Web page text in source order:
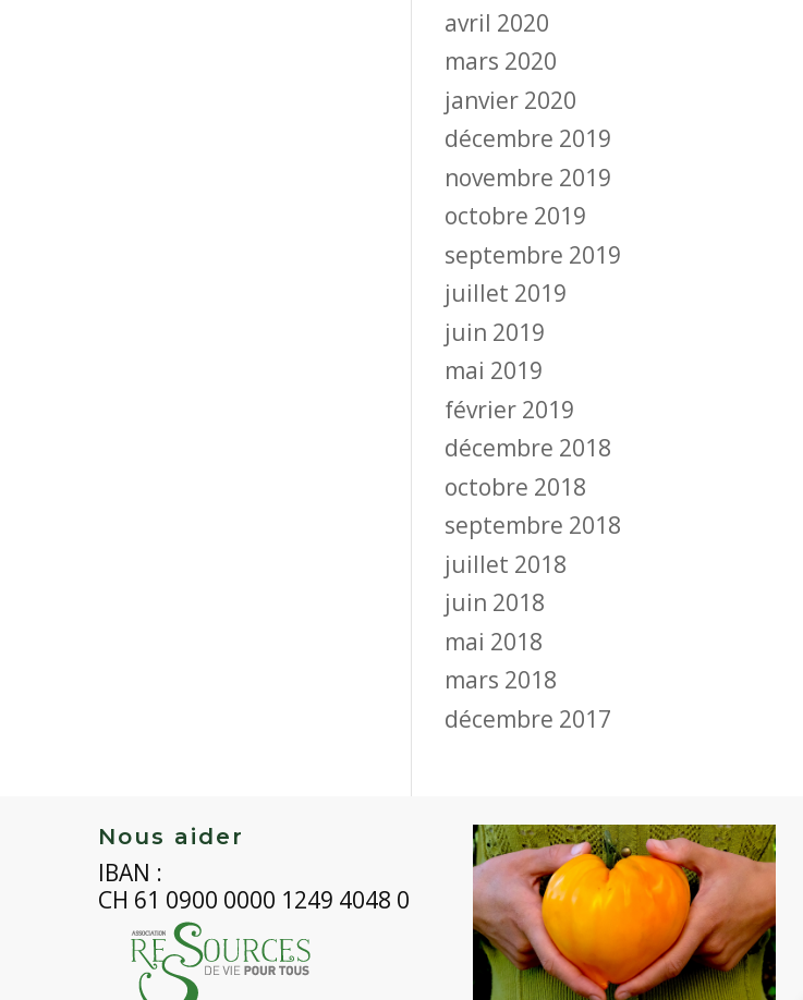
avril 2020
mars 2020
janvier 2020
décembre 2019
novembre 2019
octobre 2019
septembre 2019
juillet 2019
juin 2019
mai 2019
février 2019
décembre 2018
octobre 2018
septembre 2018
juillet 2018
juin 2018
mai 2018
mars 2018
décembre 2017
Nous aider
IBAN :
CH 61 0900 0000 1249 4048 0